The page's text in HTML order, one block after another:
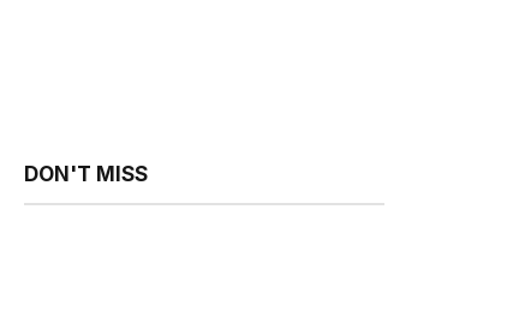
DON'T MISS